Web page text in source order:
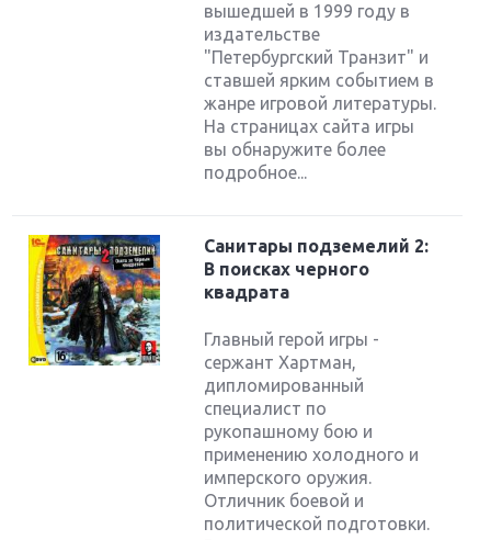
вышедшей в 1999 году в
издательстве
"Петербургский Транзит" и
ставшей ярким событием в
жанре игровой литературы.
На страницах сайта игры
вы обнаружите более
подробное...
Санитары подземелий 2:
В поисках черного
квадрата
Главный герой игры -
сержант Хартман,
дипломированный
специалист по
рукопашному бою и
применению холодного и
имперского оружия.
Отличник боевой и
политической подготовки.